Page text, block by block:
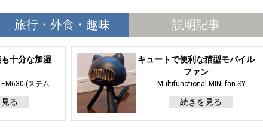
旅行・外食・趣味 説明記事
十分な加湿
ステム
ブラックプ
ム)る
キュートで便利な猫型モバイル
ファン
Multifunctional MINI fan SY-
FS01(Mii Fan)
続きを見る